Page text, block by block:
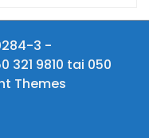
3 -
9810 tai 050
Themes